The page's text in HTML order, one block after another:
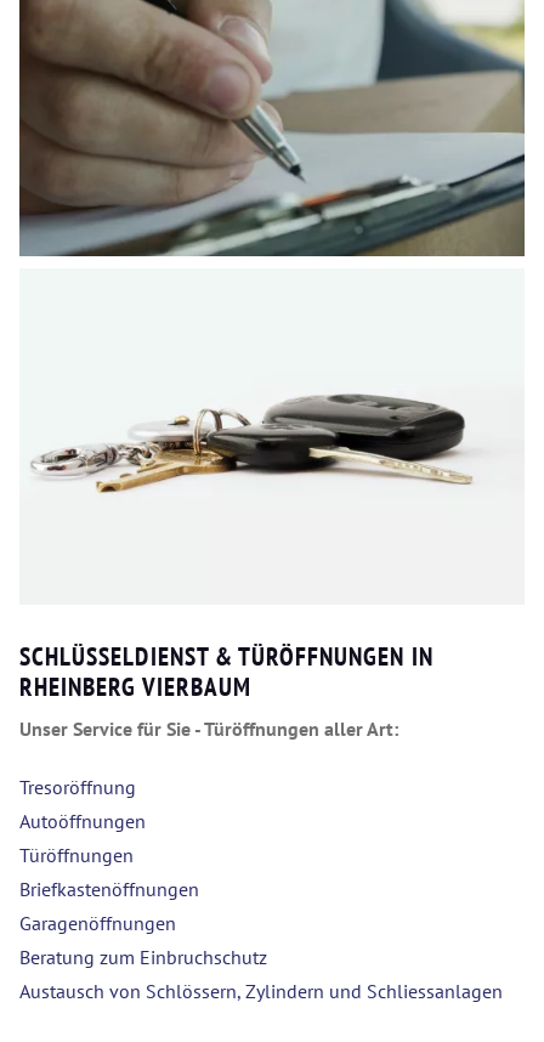
SCHLÜSSELDIENST & TÜRÖFFNUNGEN IN
RHEINBERG VIERBAUM
Unser Service für Sie - Türöffnungen aller Art:
Tresoröffnung
Autoöffnungen
Türöffnungen
Briefkastenöffnungen
Garagenöffnungen
Beratung zum Einbruchschutz
Austausch von Schlössern, Zylindern und Schliessanlagen